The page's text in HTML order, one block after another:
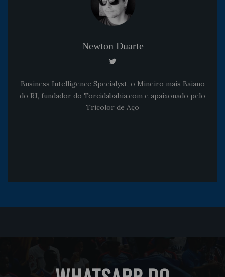
Newton Duarte
Business Intelligence Specialyst, o Mineiro mais Baiano
do RJ, fundador do Torcidabahia.com e apaixonado pelo
Tricolor de Aço